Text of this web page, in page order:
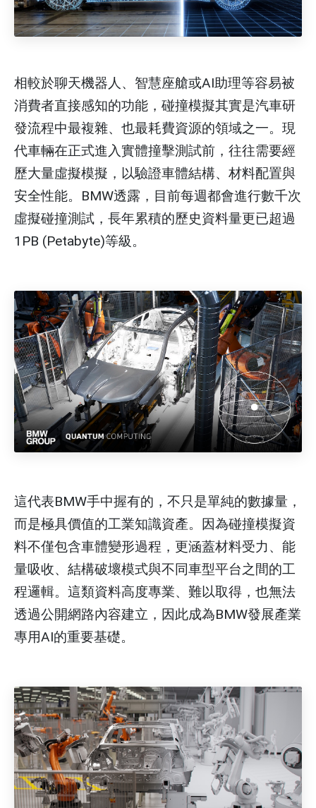
相較於聊天機器人、智慧座艙或AI助理等容易被
消費者直接感知的功能，碰撞模擬其實是汽車研
發流程中最複雜、也最耗費資源的領域之一。現
代車輛在正式進入實體撞擊測試前，往往需要經
歷大量虛擬模擬，以驗證車體結構、材料配置與
安全性能。BMW透露，目前每週都會進行數千次
虛擬碰撞測試，長年累積的歷史資料量更已超過
1PB (Petabyte)等級。
這代表BMW手中握有的，不只是單純的數據量，
而是極具價值的工業知識資產。因為碰撞模擬資
料不僅包含車體變形過程，更涵蓋材料受力、能
量吸收、結構破壞模式與不同車型平台之間的工
程邏輯。這類資料高度專業、難以取得，也無法
透過公開網路內容建立，因此成為BMW發展產業
專用AI的重要基礎。